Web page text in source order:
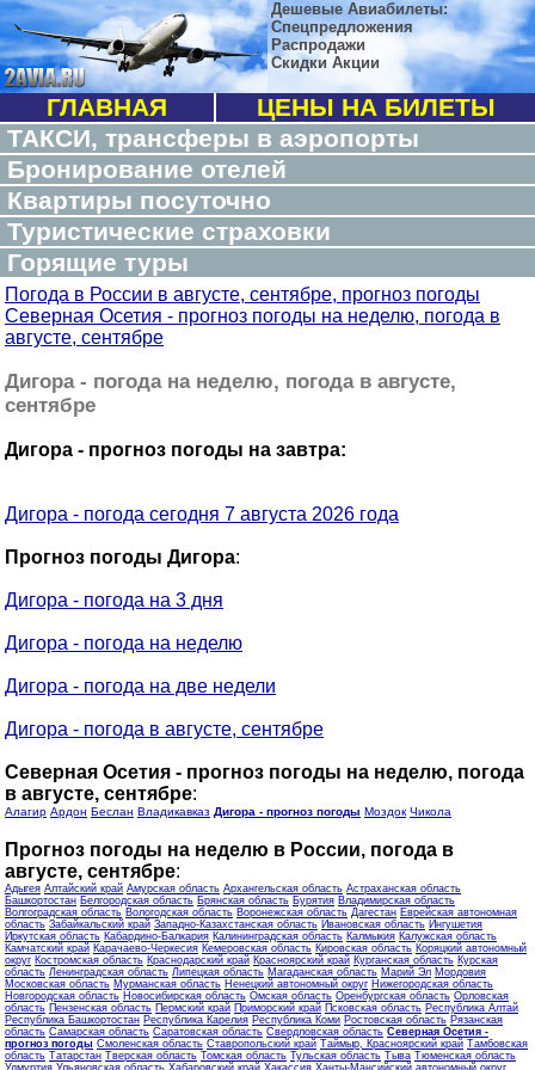
Дешевые Авиабилеты:
Спецпредложения
Распродажи
Скидки Акции
ГЛАВНАЯ
ЦЕНЫ НА БИЛЕТЫ
ТАКСИ, трансферы в аэропорты
Бронирование отелей
Квартиры посуточно
Туристические страховки
Горящие туры
Погода в России в августе, сентябре, прогноз погоды
Северная Осетия - прогноз погоды на неделю, погода в
августе, сентябре
Дигора - погода на неделю, погода в августе,
сентябре
Дигора - прогноз погоды на завтра:
Дигора - погода сегодня 7 августа 2026 года
Прогноз погоды Дигора:
Дигора - погода на 3 дня
Дигора - погода на неделю
Дигора - погода на две недели
Дигора - погода в августе, сентябре
Северная Осетия - прогноз погоды на неделю, погода
в августе, сентябре:
Алагир Ардон Беслан Владикавказ Дигора - прогноз погоды Моздок Чикола
Прогноз погоды на неделю в России, погода в
августе, сентябре:
Адыгея Алтайский край Амурская область Архангельская область Астраханская область
Башкортостан Белгородская область Брянская область Бурятия Владимирская область
Волгоградская область Вологодская область Воронежская область Дагестан Еврейская автономная
область Забайкальский край Западно-Казахстанская область Ивановская область Ингушетия
Иркутская область Кабардино-Балкария Калининградская область Калмыкия Калужская область
Камчатский край Карачаево-Черкесия Кемеровская область Кировская область Коряцкий автономный
округ Костромская область Краснодарский край Красноярский край Курганская область Курская
область Ленинградская область Липецкая область Магаданская область Марий Эл Мордовия
Московская область Мурманская область Ненецкий автономный округ Нижегородская область
Новгородская область Новосибирская область Омская область Оренбургская область Орловская
область Пензенская область Пермский край Приморский край Псковская область Республика Алтай
Республика Башкортостан Республика Карелия Республика Коми Ростовская область Рязанская
область Самарская область Саратовская область Свердловская область Северная Осетия -
прогноз погоды Смоленская область Ставропольский край Таймыр, Красноярский край Тамбовская
область Татарстан Тверская область Томская область Тульская область Тыва Тюменская область
Удмуртия Ульяновская область Хабаровский край Хакассия Ханты-Мансийский автономный округ